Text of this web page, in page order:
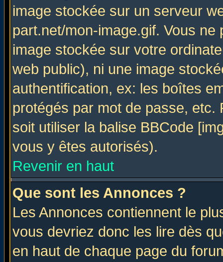
image stockée sur un serveur
part.net/mon-image.gif. Vous
image stockée sur votre
web public), ni une image
authentification, ex: les boîtes
protégés par mot de passe,
soit utiliser la balise BBCode
vous y êtes autorisés).
Revenir en haut
Que sont les Annonces ?
Les Annonces contiennent le
vous devriez donc les lire dès
en haut de chaque page du